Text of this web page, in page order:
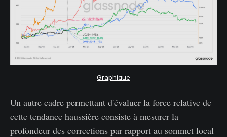
Graphique
Un autre cadre permettant d'évaluer la force relative de
cette tendance haussière consiste à mesurer la
profondeur des corrections par rapport au sommet local